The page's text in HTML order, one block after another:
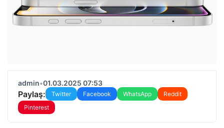
admin•01.03.2025 07:53
Paylaş: Twitter Facebook WhatsApp
Reddit
Pinterest